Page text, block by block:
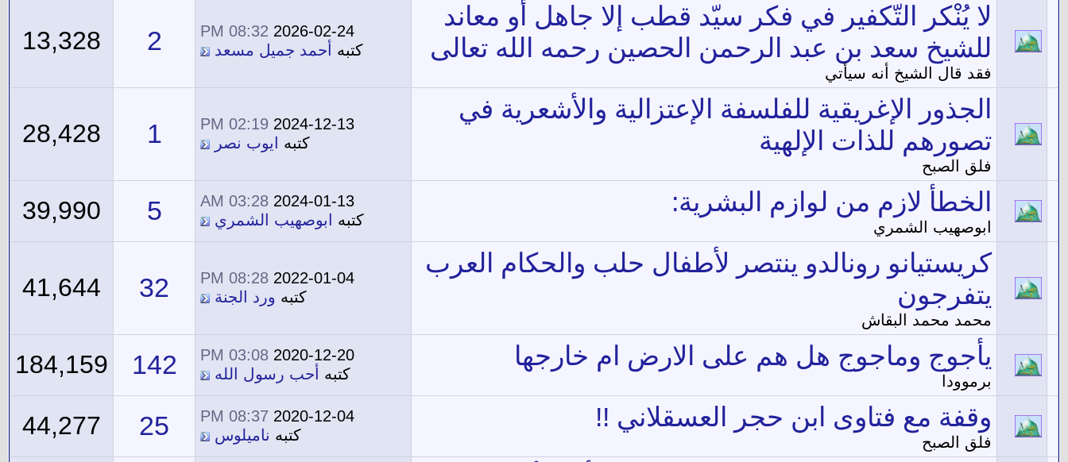
لا يُنْكر التّكفير في فكر سيّد قطب إلا جاهل أو معاند
للشيخ سعد بن عبد الرحمن الحصين رحمه الله تعالى
فقد قال الشيخ أنه سيأتي
2026-02-24
08:32 PM
كتبه
أحمد جميل مسعد 2
13,328
الجذور الإغريقية للفلسفة الإعتزالية والأشعرية في
تصورهم للذات الإلهية
فلق الصبح
2024-12-13
02:19 PM
كتبه
ايوب نصر 1
28,428
الخطأ لازم من لوازم البشرية:
ابوصهيب الشمري
2024-01-13
03:28 AM
كتبه
ابوصهيب الشمري 5
39,990
كريستيانو رونالدو ينتصر لأطفال حلب والحكام العرب
يتفرجون
محمد محمد البقاش
2022-01-04
08:28 PM
كتبه ورد الجنة 32
41,644
يأجوج وماجوج هل هم على الارض ام خارجها
برموودا
2020-12-20
03:08 PM
كتبه
أحب رسول الله 142
184,159
وقفة مع فتاوى ابن حجر العسقلاني !!
فلق الصبح
2020-12-04
08:37 PM
كتبه ناميلوس 25
44,277